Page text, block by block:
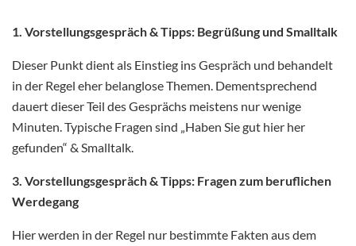
1. Vorstellungsgespräch & Tipps: Begrüßung und Smalltalk
Dieser Punkt dient als Einstieg ins Gespräch und behandelt
in der Regel eher belanglose Themen. Dementsprechend
dauert dieser Teil des Gesprächs meistens nur wenige
Minuten. Typische Fragen sind „Haben Sie gut hier her
gefunden“ & Smalltalk.
3. Vorstellungsgespräch & Tipps: Fragen zum beruflichen
Werdegang
Hier werden in der Regel nur bestimmte Fakten aus dem